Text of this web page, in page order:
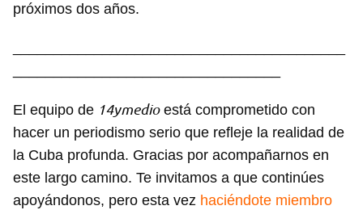
próximos dos años.
El equipo de 14ymedioestá comprometido con
hacer un periodismo serio que refleje la realidad de
la Cuba profunda. Gracias por acompañarnos en
este largo camino. Te invitamos a que continúes
apoyándonos, pero esta vez haciéndote miembro